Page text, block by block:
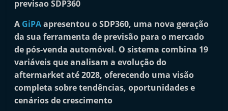
i
n
d
e
p
e
A GiPAapresentou o SDP360, uma nova geração
da sua ferramenta de previsão para o mercado
de pós-venda automóvel. O sistema combina 19
variáveis que analisam a evolução do
aftermarket até 2028, oferecendo uma visão
completa sobre tendências, oportunidades e
cenários de crescimento